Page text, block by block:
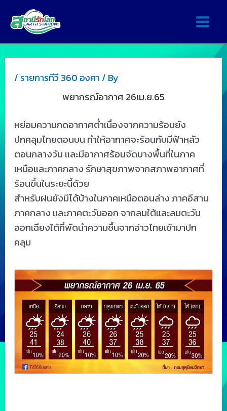
/ รายการทีวี 360 องศา / By
พยากรณ์อากาศ 26เม.ย.65
หย่อมความกดอากาศต่ำเนื่องจากความร้อนยัง
ปกคลุมไทยตอนบน ทำให้อากาศจะร้อนกับมีฟ้าหลัว
ตอนกลางวัน และมีอากาศร้อนจัดบางพื้นที่ในภาค
เหนือและภาคกลาง รักษาสุขภาพจากสภาพอากาศที่
ร้อนขึ้นในระยะนี้ด้วย
สำหรับฝนยังมีได้บ้างในภาคเหนือตอนล่าง ภาคอีสาน
ภาคกลาง และภาคตะวันออก จากลมใต้และลมตะวัน
ออกเฉียงใต้ที่พัดนำความชื้นจากอ่าวไทยเข้ามาปก
คลุม